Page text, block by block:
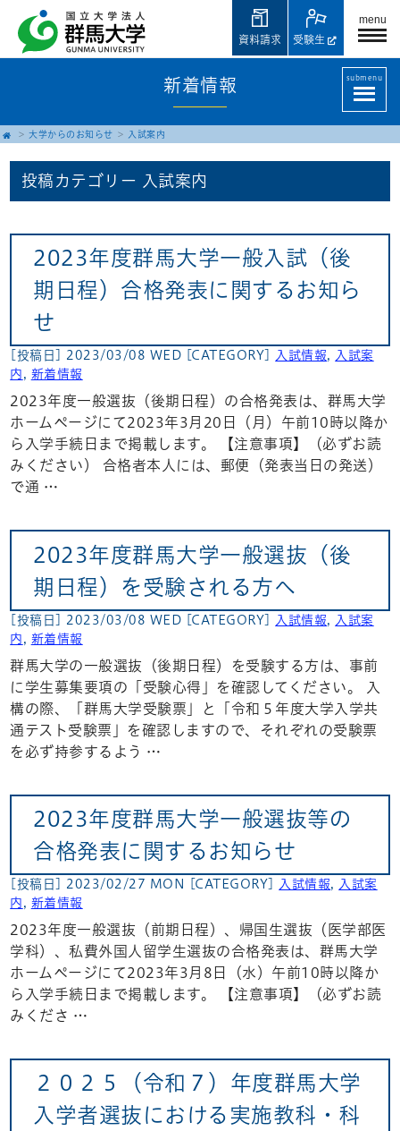
menu
受験生
資料請求
新着情報 submenu
大学からのお知らせ 入試案内
投稿カテゴリー 入試案内
2023年度群馬大学一般入試（後
期日程）合格発表に関するお知ら
せ
[投稿日] 2023/03/08 WED [CATEGORY] 入試情報,
入試案
内 , 新着情報
2023年度一般選抜（後期日程）の合格発表は、群馬大学
ホームページにて2023年3月20日（月）午前10時以降か
ら入学手続日まで掲載します。 【注意事項】（必ずお読
みください） 合格者本人には、郵便（発表当日の発送）
で通 …
2023年度群馬大学一般選抜（後
期日程）を受験される方へ
[投稿日] 2023/03/08 WED [CATEGORY] 入試情報
入試案
内
新着情報
群馬大学の一般選抜（後期日程）を受験する方は、事前
に学生募集要項の「受験心得」を確認してください。 入
構の際、「群馬大学受験票」と「令和５年度大学入学共
通テスト受験票」を確認しますので、それぞれの受験票
を必ず持参するよう …
2023年度群馬大学一般選抜等の
合格発表に関するお知らせ
[投稿日] 2023/02/27 MON [CATEGORY] 入試情報,
入試案
内 , 新着情報
2023年度一般選抜（前期日程）、帰国生選抜（医学部医
学科）、私費外国人留学生選抜の合格発表は、群馬大学
ホームページにて2023年3月8日（水）午前10時以降か
ら入学手続日まで掲載します。 【注意事項】（必ずお読
みくださ …
２０２５（令和７）年度群馬大学
入学者選抜における実施教科・科